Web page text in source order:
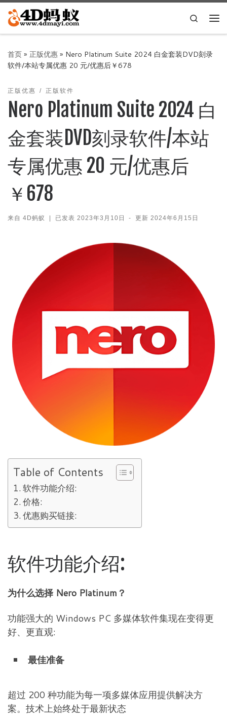
Skip to content
Search
首页» 正版优惠» Nero Platinum Suite 2024 白金套装DVD刻录
软件/本站专属优惠 20 元/优惠后￥678
正版优惠 正版软件
Nero Platinum Suite 2024 白
金套装DVD刻录软件/本站
专属优惠 20 元/优惠后
￥678
来自 4D蚂蚁 | 已发表 2023年3月10日 - 更新2024年6月15日
Table of Contents
软件功能介绍:
价格:
优惠购买链接:
软件功能介绍:
为什么选择 Nero Platinum？
功能强大的 Windows PC 多媒体软件集现在变得更
好、更直观:
最佳准备
超过 200 种功能为每一项多媒体应用提供解决方
案。技术上始终处于最新状态